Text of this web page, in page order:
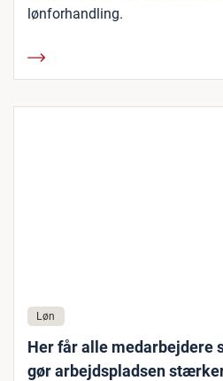
lønforhandling.
Løn
Her får alle medarbejdere
gør arbejdspladsen